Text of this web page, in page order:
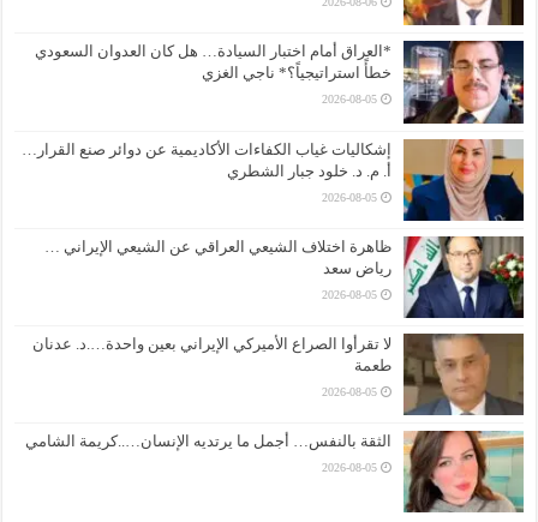
*العراق أمام اختبار السيادة… هل كان العدوان السعودي
خطأً استراتيجياً؟* ناجي الغزي
2026-08-05
إشكاليات غياب الكفاءات الأكاديمية عن دوائر صنع القرار…
أ. م. د. خلود جبار الشطري
2026-08-05
ظاهرة اختلاف الشيعي العراقي عن الشيعي الإيراني …
رياض سعد
2026-08-05
لا تقرأوا الصراع الأميركي الإيراني بعين واحدة….د. عدنان
طعمة
2026-08-05
الثقة بالنفس… أجمل ما يرتديه الإنسان…..كريمة الشامي
2026-08-05